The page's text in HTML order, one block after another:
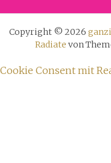
Copyright © 2026
Radiate von
Cookie Consent mit